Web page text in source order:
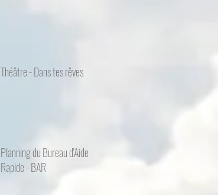
Théâtre - Dans tes rêves
Planning du Bureau d'Aide
Rapide - BAR